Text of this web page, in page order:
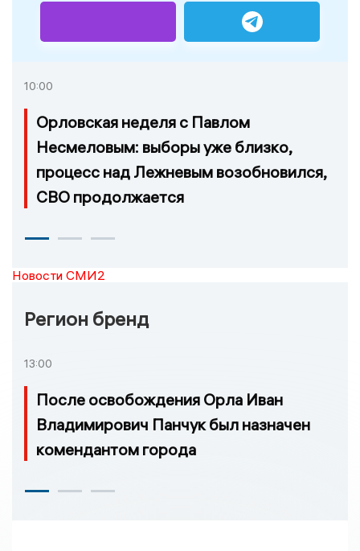
10:00
Орловская неделя с Павлом
Несмеловым: выборы уже близко,
процесс над Лежневым возобновился,
СВО продолжается
Новости СМИ2
Регион бренд
13:00
После освобождения Орла Иван
Владимирович Панчук был назначен
комендантом города